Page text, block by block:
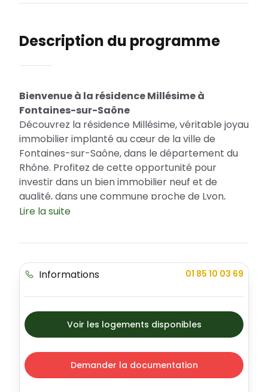
Description du programme
Bienvenue à la résidence Millésime à
Fontaines-sur-Saône
Découvrez la résidence Millésime, véritable joyau
immobilier implanté au cœur de la ville de
Fontaines-sur-Saône, dans le département du
Rhône. Profitez de cette opportunité pour
investir dans un bien immobilier neuf et de
qualité, dans une commune proche de Lyon,
offrant des avantages fiscaux intéressants tels
Millésime, dotée d'une élégante architecture
allant du T2 au T4, tous prolongés par un espace
extérieur pour profiter de chaque saison.
Saône
Aux portes de Lyon, Fontaines-sur-Saône est
une ville à la fois conviviale et dynamique. Avec
son centre-ville animé regroupant commerces,
restaurants et services de proximité, elle offre à
Lire la suite
Informations 01 85 10 03 69
Voir les logements disponibles
Demander la documentation